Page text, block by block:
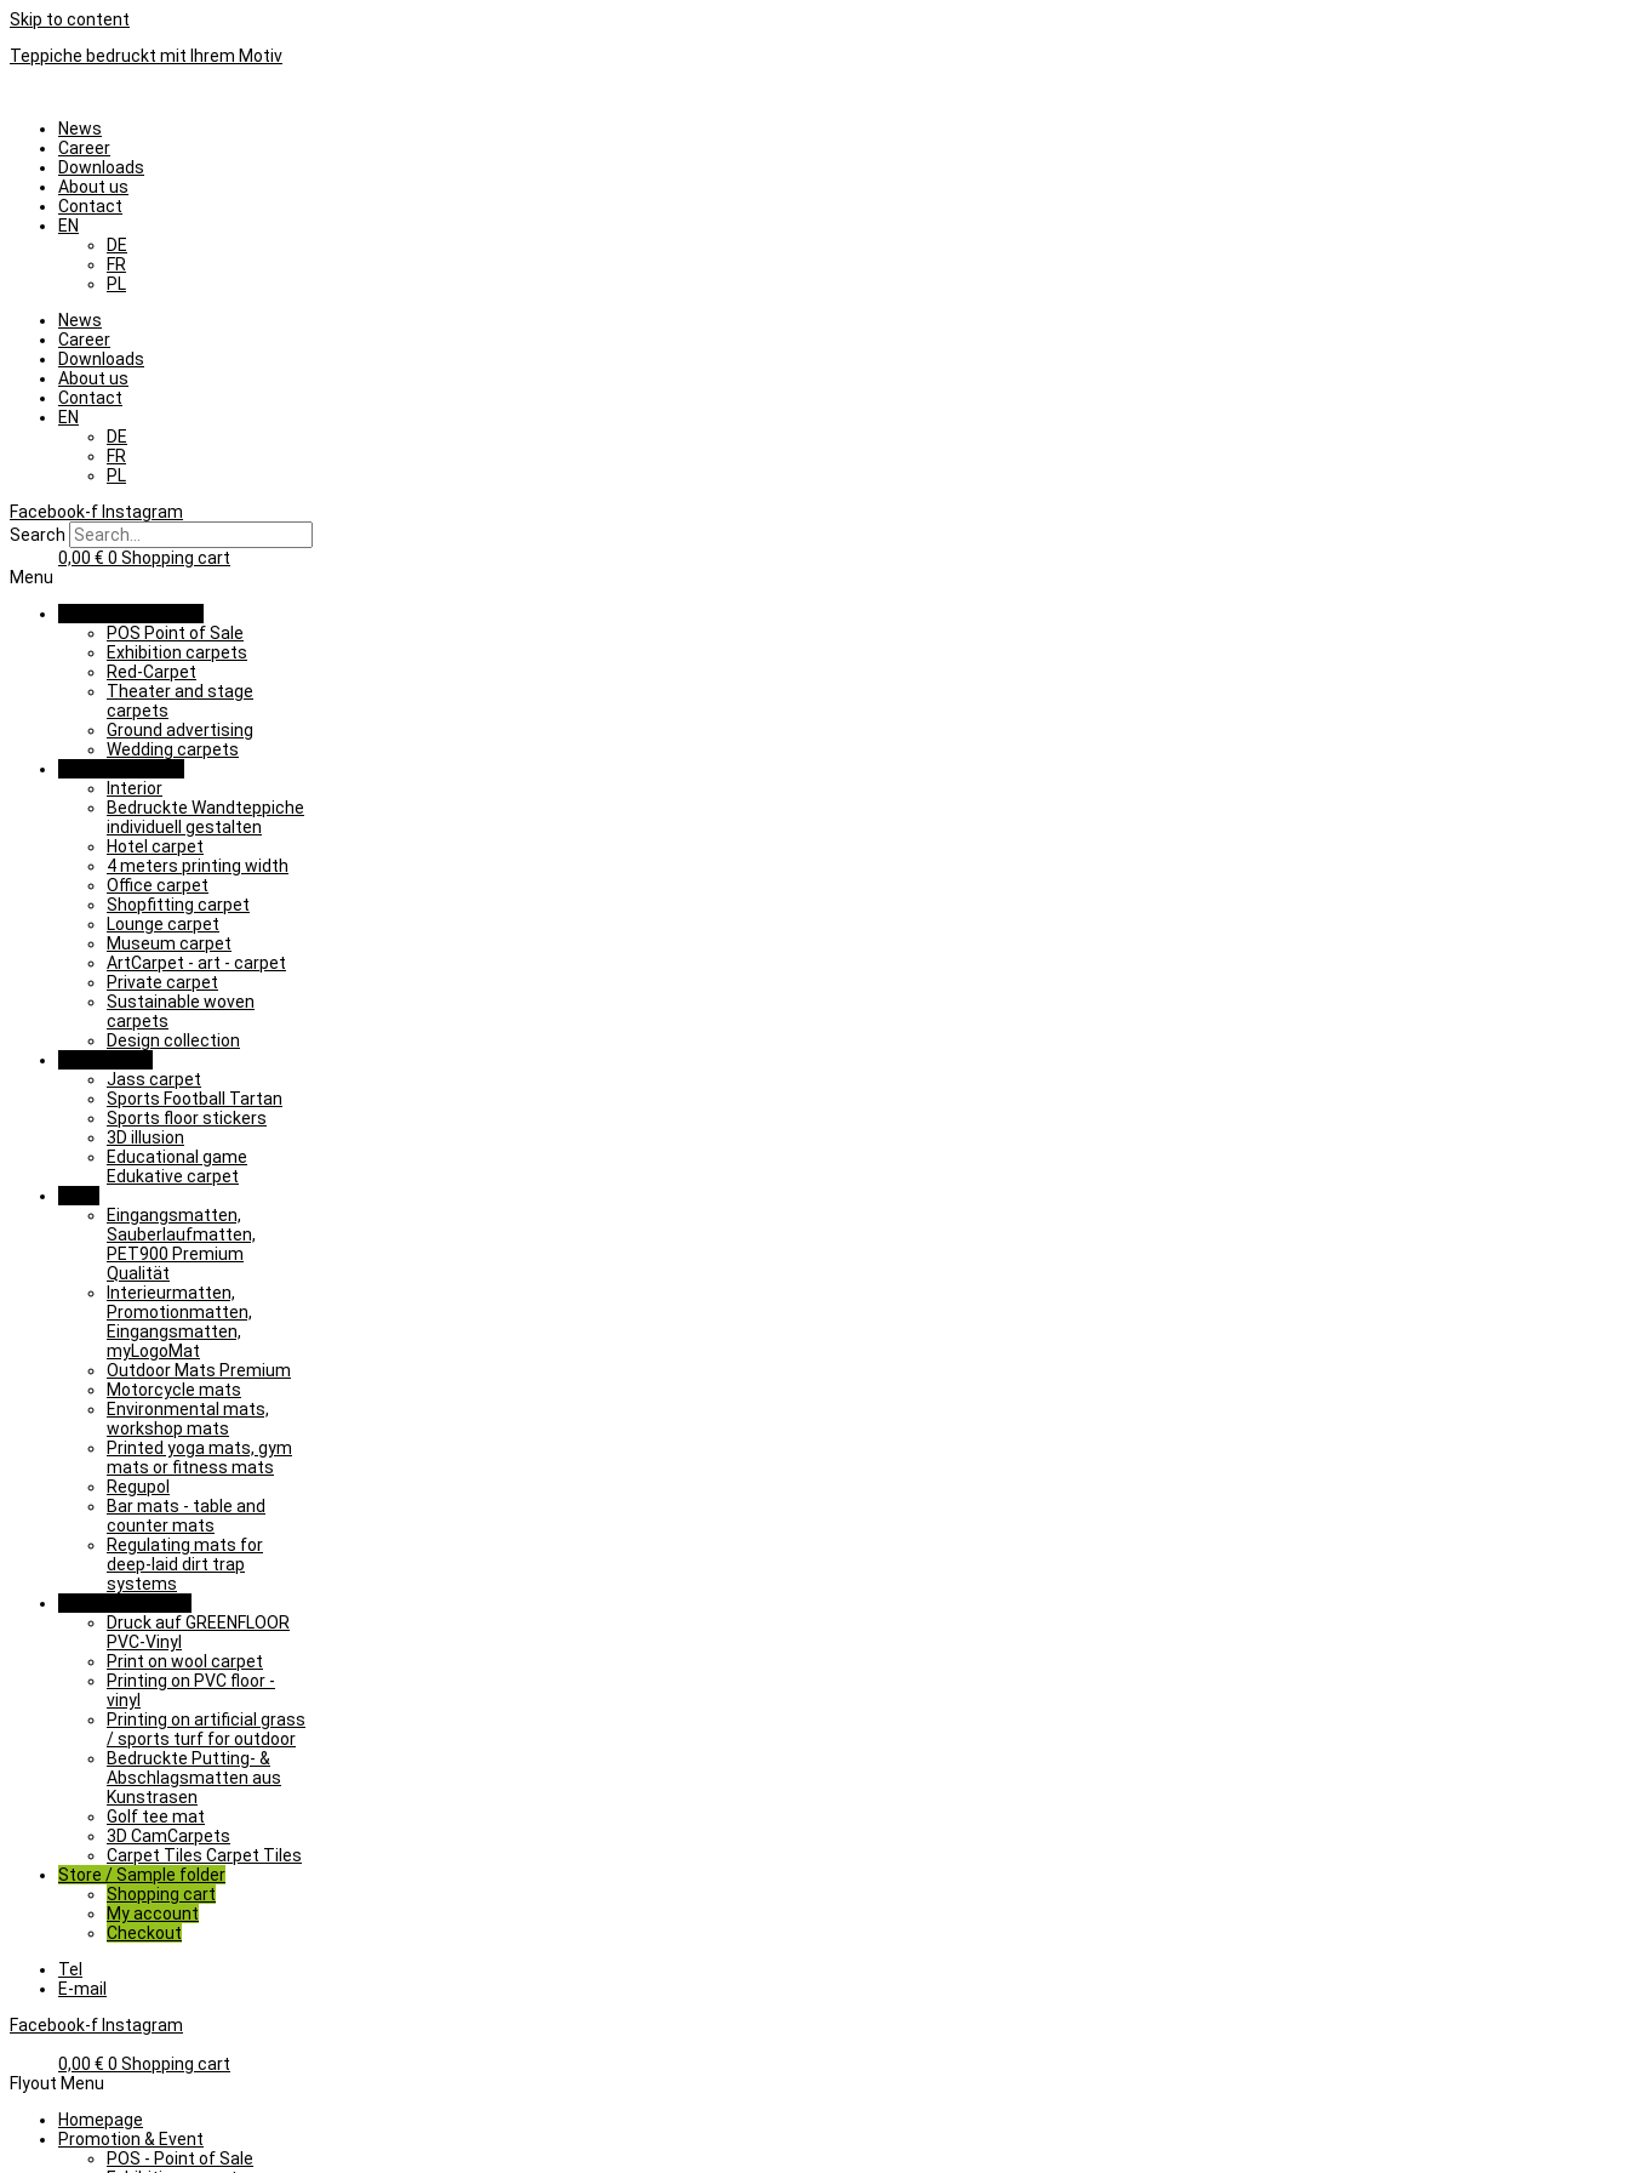
Skip to content
Teppiche bedruckt mit Ihrem Motiv
News
Career
Downloads
About us
Contact
EN
DE
FR
PL
News
Career
Downloads
About us
Contact
EN
DE
FR
PL
Facebook-f Instagram
Search
0,00 € 0 Shopping cart
Menu
POS Point of Sale
Exhibition carpets
Red-Carpet
Theater and stage
carpets
Ground advertising
Wedding carpets
Interior
Bedruckte Wandteppiche
individuell gestalten
Hotel carpet
4 meters printing width
Office carpet
Shopfitting carpet
Lounge carpet
Museum carpet
ArtCarpet - art - carpet
Private carpet
Sustainable woven
carpets
Design collection
Jass carpet
Sports Football Tartan
Sports floor stickers
3D illusion
Educational game
Edukative carpet
Eingangsmatten,
Sauberlaufmatten,
PET900 Premium
Qualität
Interieurmatten,
Promotionmatten,
Eingangsmatten,
myLogoMat
Outdoor Mats Premium
Motorcycle mats
Environmental mats,
workshop mats
Printed yoga mats, gym
mats or fitness mats
Regupol
Bar mats - table and
counter mats
Regulating mats for
deep-laid dirt trap
systems
Druck auf GREENFLOOR
PVC-Vinyl
Print on wool carpet
Printing on PVC floor -
vinyl
Printing on artificial grass
/ sports turf for outdoor
Bedruckte Putting- &
Abschlagsmatten aus
Kunstrasen
Golf tee mat
3D CamCarpets
Carpet Tiles Carpet Tiles
Store / Sample folder
Shopping cart
My account
Checkout
Tel
E-mail
Facebook-f Instagram
0,00 € 0 Shopping cart
Flyout Menu
Homepage
Promotion & Event
POS - Point of Sale